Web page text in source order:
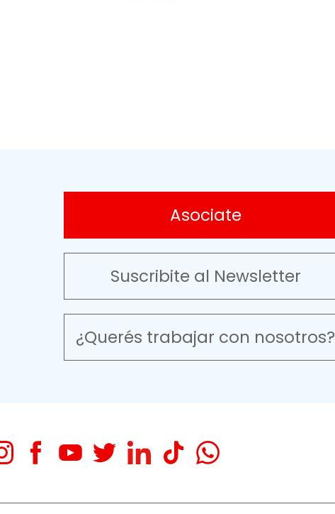
Asociate
Suscribite al Newsletter
¿Querés trabajar con nosotros?